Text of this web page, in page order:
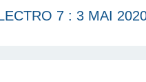
7 : 3 MAI